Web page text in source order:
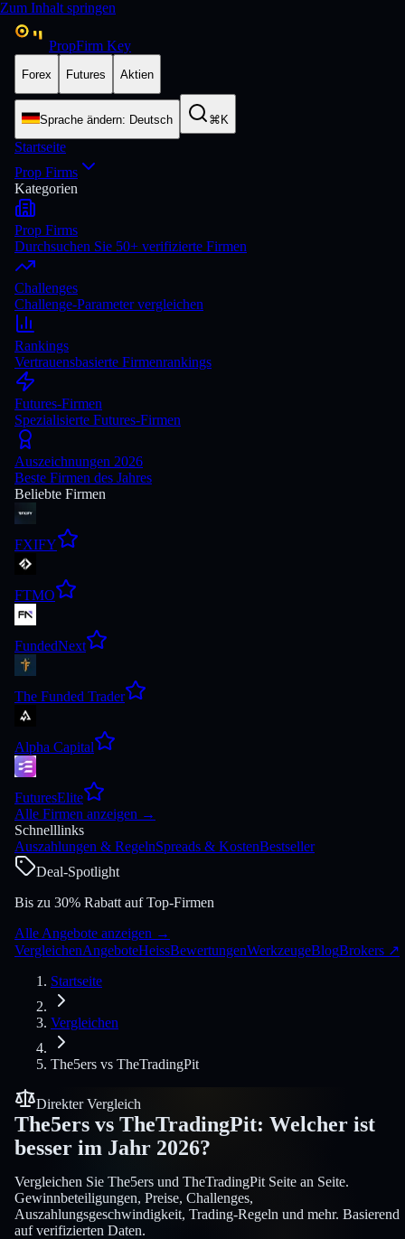
Zum Inhalt springen
PropFirm Key
Forex Futures Aktien
Sprache ändern: Deutsch ⌘K
Startseite
Prop Firms
Kategorien
Prop Firms
Durchsuchen Sie 50+ verifizierte Firmen
Challenges
Challenge-Parameter vergleichen
Rankings
Vertrauensbasierte Firmenrankings
Futures-Firmen
Spezialisierte Futures-Firmen
Auszeichnungen 2026
Beste Firmen des Jahres
Beliebte Firmen
FXIFY
FTMO
FundedNext
The Funded Trader
Alpha Capital
FuturesElite
Alle Firmen anzeigen →
Schnelllinks
Auszahlungen & RegelnSpreads & KostenBestseller
Deal-Spotlight
Bis zu 30% Rabatt auf Top-Firmen
Alle Angebote anzeigen →
VergleichenAngeboteHeissBewertungenWerkzeugeBlogBrokers ↗
Startseite
Vergleichen
The5ers vs TheTradingPit
Direkter Vergleich
The5ers vs TheTradingPit: Welcher ist
besser im Jahr 2026?
Vergleichen Sie The5ers und TheTradingPit Seite an Seite.
Gewinnbeteiligungen, Preise, Challenges,
Auszahlungsgeschwindigkeit, Trading-Regeln und mehr. Basierend
auf verifizierten Daten.